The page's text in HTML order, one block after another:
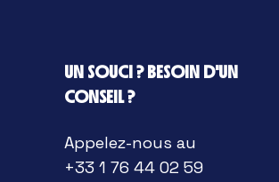
UN SOUCI ? BESOIN D'UN
CONSEIL ?
Appelez-nous au
+33 1 76 44 02 59